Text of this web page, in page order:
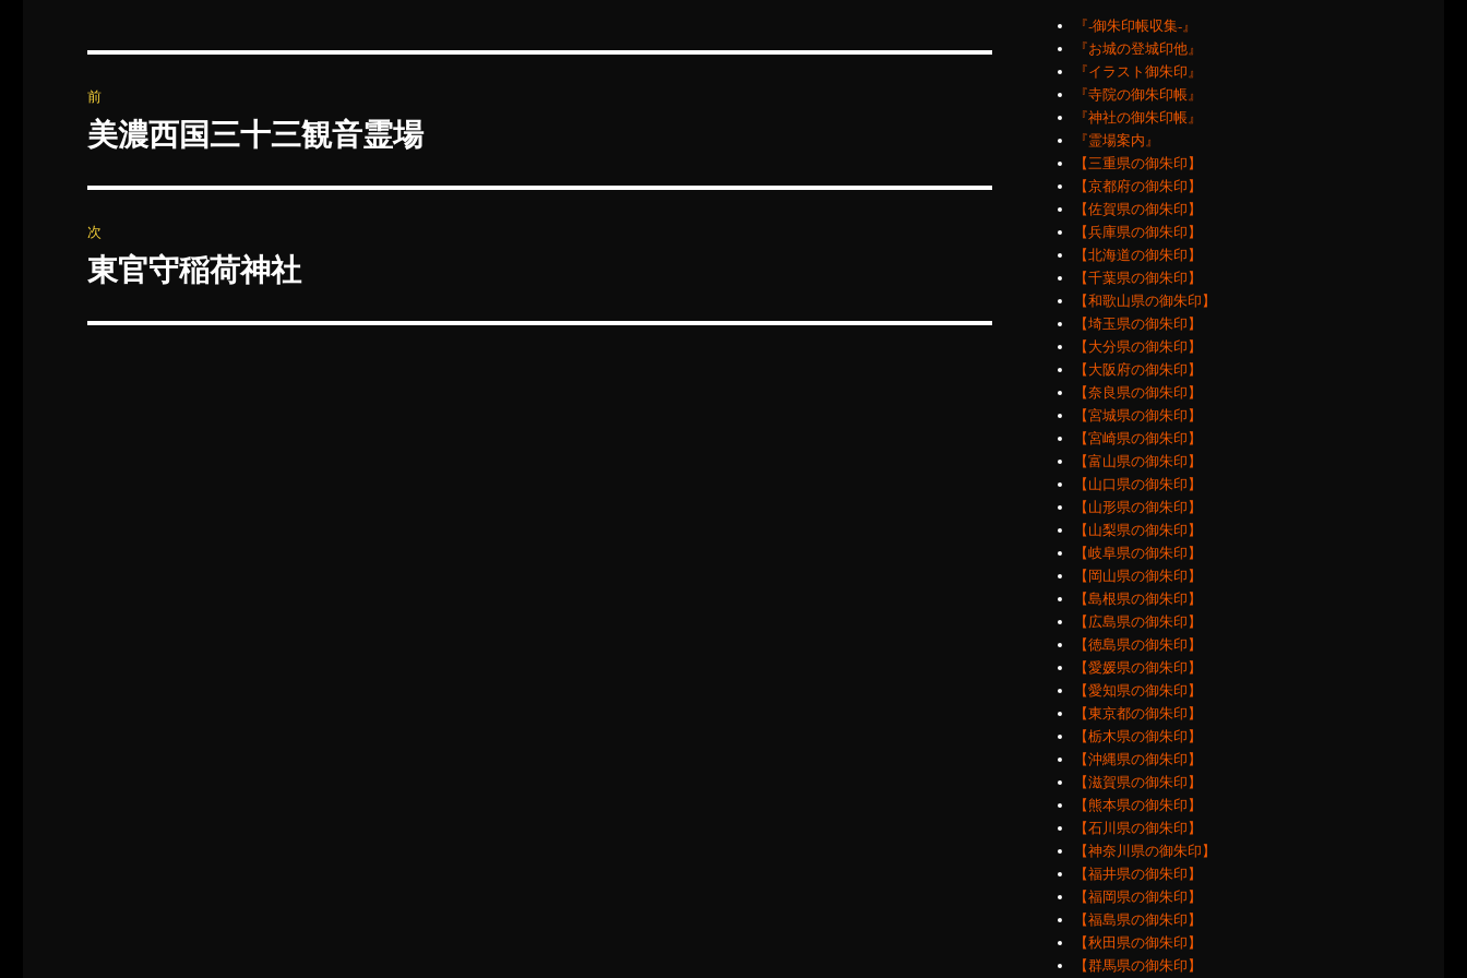
稿
ゲ
前
前
投
稿:
美濃西国三十三観音霊場
次
次
投
東官守稲荷神社
『‐御朱印帳収集‐』
『お城の登城印他』
『イラスト御朱印』
『寺院の御朱印帳』
『神社の御朱印帳』
『霊場案内』
【三重県の御朱印】
【京都府の御朱印】
【佐賀県の御朱印】
【兵庫県の御朱印】
【北海道の御朱印】
【千葉県の御朱印】
【和歌山県の御朱印】
【埼玉県の御朱印】
【大分県の御朱印】
【大阪府の御朱印】
【奈良県の御朱印】
【宮城県の御朱印】
【宮崎県の御朱印】
【富山県の御朱印】
【山口県の御朱印】
【山形県の御朱印】
【山梨県の御朱印】
【岐阜県の御朱印】
【岡山県の御朱印】
【島根県の御朱印】
【広島県の御朱印】
【徳島県の御朱印】
【愛媛県の御朱印】
【愛知県の御朱印】
【東京都の御朱印】
【栃木県の御朱印】
【沖縄県の御朱印】
【滋賀県の御朱印】
【熊本県の御朱印】
【石川県の御朱印】
【神奈川県の御朱印】
【福井県の御朱印】
【福岡県の御朱印】
【福島県の御朱印】
【秋田県の御朱印】
【群馬県の御朱印】